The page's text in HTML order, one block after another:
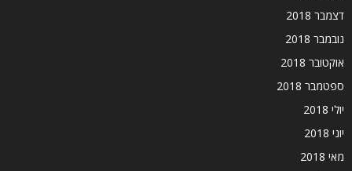
דצמבר 2018
נובמבר 2018
אוקטובר 2018
ספטמבר 2018
יולי 2018
יוני 2018
מאי 2018